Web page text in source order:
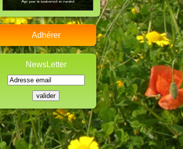
Adhérer
NewsLetter